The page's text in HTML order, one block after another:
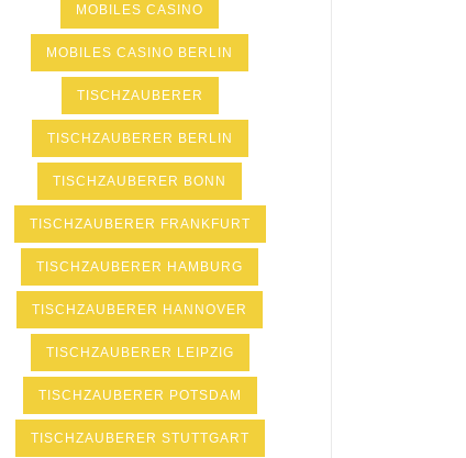
MOBILES CASINO
MOBILES CASINO BERLIN
TISCHZAUBERER
TISCHZAUBERER BERLIN
TISCHZAUBERER BONN
TISCHZAUBERER FRANKFURT
TISCHZAUBERER HAMBURG
TISCHZAUBERER HANNOVER
TISCHZAUBERER LEIPZIG
TISCHZAUBERER POTSDAM
TISCHZAUBERER STUTTGART